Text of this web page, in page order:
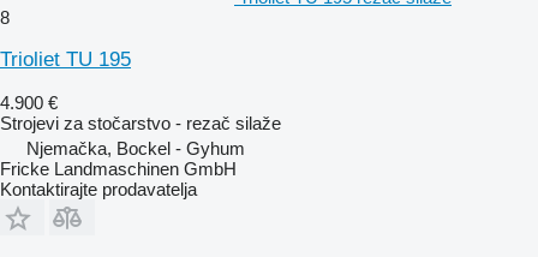
8
Trioliet TU 195
4.900 €
Strojevi za stočarstvo - rezač silaže
Njemačka, Bockel - Gyhum
Fricke Landmaschinen GmbH
Kontaktirajte prodavatelja